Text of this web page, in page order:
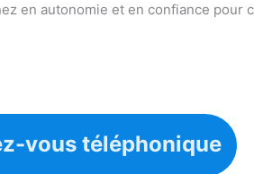
en autonomie et en confiance pour
vous téléphonique